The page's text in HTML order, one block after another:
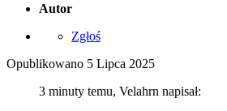
Autor
Zgłoś
Opublikowano 5 Lipca 2025
3 minuty temu, Velahrn napisał: